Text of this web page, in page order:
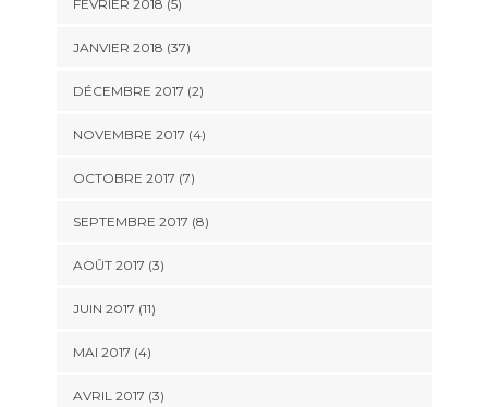
FÉVRIER 2018 (5)
JANVIER 2018 (37)
DÉCEMBRE 2017 (2)
NOVEMBRE 2017 (4)
OCTOBRE 2017 (7)
SEPTEMBRE 2017 (8)
AOÛT 2017 (3)
JUIN 2017 (11)
MAI 2017 (4)
AVRIL 2017 (3)